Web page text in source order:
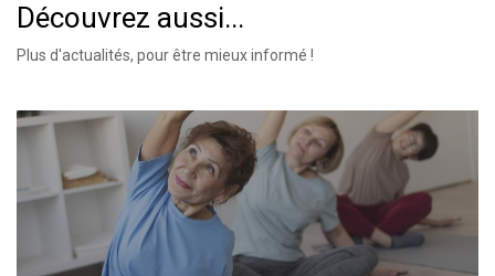
Découvrez aussi...
Plus d'actualités, pour être mieux informé !